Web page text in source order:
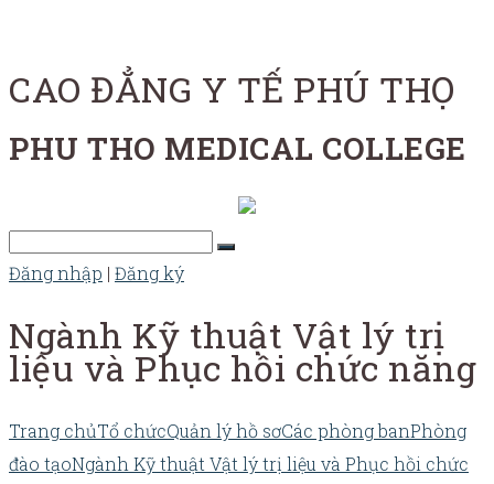
CAO ĐẲNG Y TẾ PHÚ THỌ
PHU THO MEDICAL COLLEGE
Đăng nhập | Đăng ký
Ngành Kỹ thuật Vật lý trị
liệu và Phục hồi chức năng
Trang chủTổ chứcQuản lý hồ sơCác phòng banPhòng
đào tạoNgành Kỹ thuật Vật lý trị liệu và Phục hồi chức